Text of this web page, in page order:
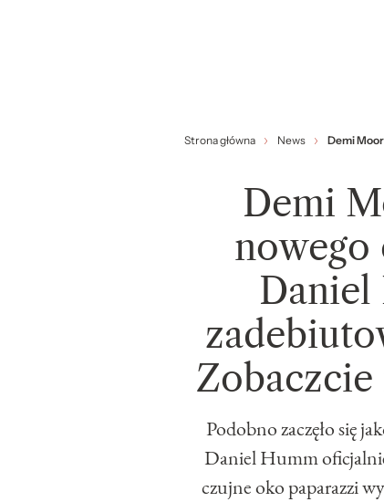
Strona główna News Demi
Demi
nowego
Podobno zaczęło się
Daniel Humm
czujne oko paparazzi